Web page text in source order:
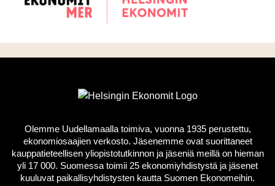
Olemme Uudellamaalla toimiva, vuonna 1935 perustettu,
ekonomiosaajien verkosto. Jäsenemme ovat suorittaneet
kauppatieteellisen yliopistotutkinnon ja jäseniä meillä on hieman
yli 17 000. Suomessa toimii 25 ekonomiyhdistystä ja jäsenet
kuuluvat paikallisyhdistysten kautta Suomen Ekonomeihin.